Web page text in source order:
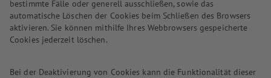
bestimmte Fälle oder generell ausschließen, sowie das
automatische Löschen der Cookies beim Schließen des Browsers
aktivieren. Sie können mithilfe Ihres Webbrowsers gespeicherte
Cookies jederzeit löschen.
Bei der Deaktivierung von Cookies kann die Funktionalität dieser